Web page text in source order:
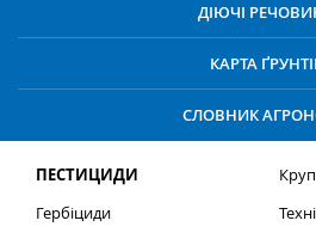
ДІЮЧІ
КАРТА
СЛОВНИК
ПЕСТИЦИДИ
Гербіциди